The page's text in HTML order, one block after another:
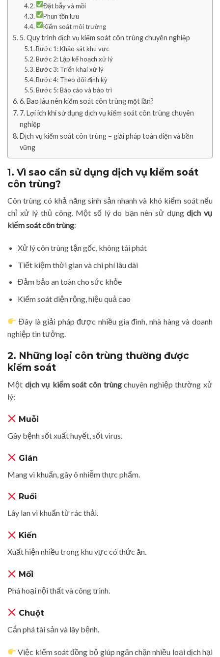
Đặt bẫy và mồi
Phun tồn lưu
Kiểm soát môi trường
5. Quy trình dịch vụ kiểm soát côn trùng chuyên nghiệp
Bước 1: Khảo sát khu vực
Bước 2: Lập kế hoạch xử lý
Bước 3: Triển khai xử lý
Bước 4: Theo dõi định kỳ
Bước 5: Báo cáo và bảo trì
6. Bao lâu nên kiểm soát côn trùng một lần?
7. Lợi ích khi sử dụng dịch vụ kiểm soát côn trùng chuyên
nghiệp
Dịch vụ kiểm soát côn trùng – giải pháp toàn diện và bền
vững
1. Vì sao cần sử dụng dịch vụ kiểm soát
côn trùng?
Côn trùng có khả năng sinh sản nhanh và khó kiểm soát nếu
chỉ xử lý thủ công. Một số lý do bạn nên sử dụngdịch vụ
kiểm soát côn trùng:
Xử lý côn trùng tận gốc, không tái phát
Tiết kiệm thời gian và chi phí lâu dài
Đảm bảo an toàn cho sức khỏe
Kiểm soát diện rộng, hiệu quả cao
Đây là giải pháp được nhiều gia đình, nhà hàng và doanh
nghiệp tin tưởng.
2. Những loại côn trùng thường được
kiểm soát
Một dịch vụ kiểm soát côn trùngchuyên nghiệp thường xử
lý:
Muỗi
Gây bệnh sốt xuất huyết, sốt virus.
Gián
Mang vi khuẩn, gây ô nhiễm thực phẩm.
Ruồi
Lây lan vi khuẩn từ rác thải.
Kiến
Xuất hiện nhiều trong khu vực có thức ăn.
Mối
Phá hoại nội thất và công trình.
Chuột
Cắn phá tài sản và lây bệnh.
Việc kiểm soát đồng bộ giúp ngăn chặn nhiều loại dịch hại